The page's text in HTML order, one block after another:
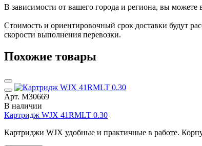
В зависимости от вашего города и региона, вы
Стоимость и ориентировочный срок доставки будут
скорости выполнения перевозки.
Похожие товары
Арт. М30669
В наличии
Картридж WJX 41RMLT 0.30
Картриджи WJX удобные и практичные в работе.